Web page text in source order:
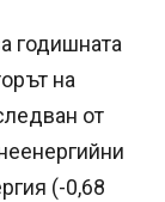
годишната
на
от
(-0,68